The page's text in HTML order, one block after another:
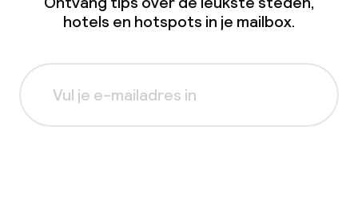
hotels en hotspots in je mailbox.